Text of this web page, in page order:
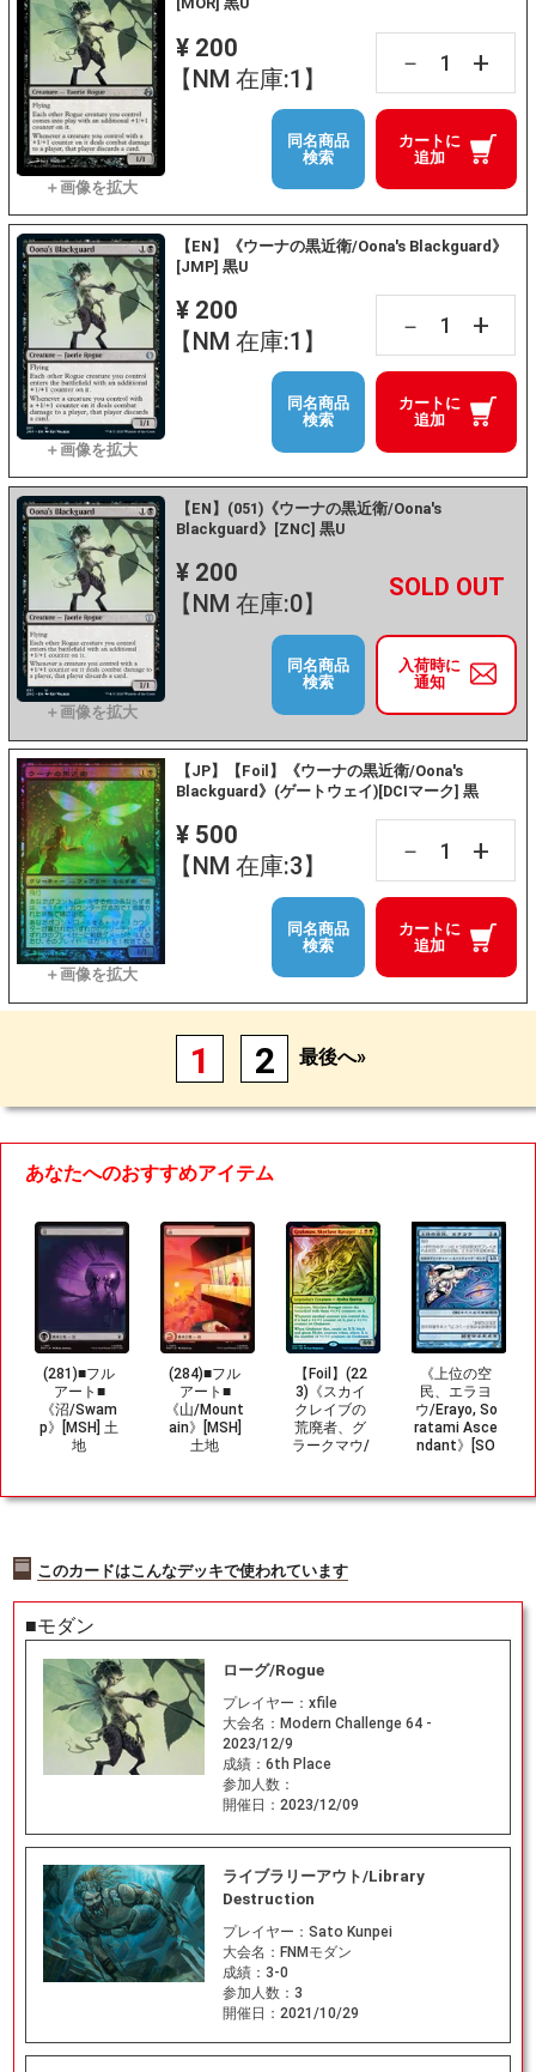
¥ 200
【NM 在庫:1】
－ +
カートに
追加
同名商品
検索
【EN】《ウーナの黒近衛/Oona's Blackguard》
[JMP] 黒U
¥ 200
【NM 在庫:1】
－ +
カートに
追加
同名商品
検索
【EN】(051)《ウーナの黒近衛/Oona's
Blackguard》[ZNC] 黒U
¥ 200
【NM 在庫:0】
－ +
入荷時に
通知
同名商品
検索
【JP】【Foil】《ウーナの黒近衛/Oona's
Blackguard》(ゲートウェイ)[DCIマーク] 黒
¥ 500
【NM 在庫:3】
－ +
カートに
追加
同名商品
検索
1 2 最後へ»
あなたへのおすすめアイテム
(281)■フル
アート■
《沼/Swam
p》[MSH] 土
地
(284)■フル
アート■
《山/Mount
ain》[MSH]
土地
【Foil】(22
3)《スカイ
クレイブの
荒廃者、グ
ラークマウ/
ager》[ZNR]
《上位の空
民、エラヨ
ウ/Erayo, So
ratami Asce
ndant》[SO
このカードはこんなデッキで使われています
■モダン
ローグ/Rogue
プレイヤー： xfile
大会名： Modern Challenge 64 -
2023/12/9
成績： 6th Place
参加人数：
開催日： 2023/12/09
ライブラリーアウト/Library
Destruction
プレイヤー： Sato Kunpei
大会名： FNMモダン
成績： 3-0
参加人数： 3
開催日： 2021/10/29